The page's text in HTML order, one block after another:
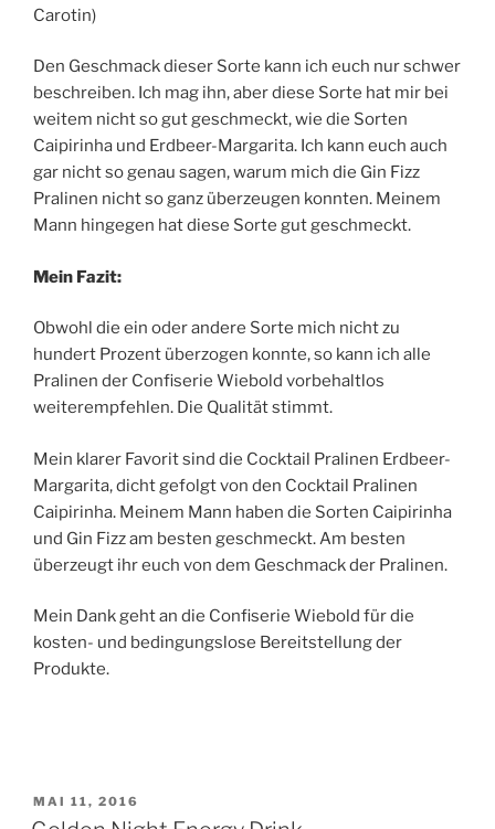
Carotin)
Den Geschmack dieser Sorte kann ich euch nur schwer
beschreiben. Ich mag ihn, aber diese Sorte hat mir bei
weitem nicht so gut geschmeckt, wie die Sorten
Caipirinha und Erdbeer-Margarita. Ich kann euch auch
gar nicht so genau sagen, warum mich die Gin Fizz
Pralinen nicht so ganz überzeugen konnten. Meinem
Mann hingegen hat diese Sorte gut geschmeckt.
Mein Fazit:
Obwohl die ein oder andere Sorte mich nicht zu
hundert Prozent überzogen konnte, so kann ich alle
Pralinen der Confiserie Wiebold vorbehaltlos
weiterempfehlen. Die Qualität stimmt.
Mein klarer Favorit sind die Cocktail Pralinen Erdbeer-
Margarita, dicht gefolgt von den Cocktail Pralinen
Caipirinha. Meinem Mann haben die Sorten Caipirinha
und Gin Fizz am besten geschmeckt. Am besten
überzeugt ihr euch von dem Geschmack der Pralinen.
Mein Dank geht an die Confiserie Wiebold für die
kosten- und bedingungslose Bereitstellung der
Produkte.
VERÖFFENTLICHT
AM
MAI 11, 2016